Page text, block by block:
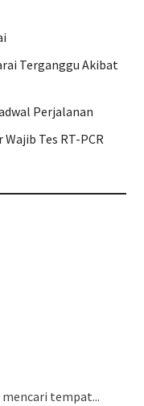
Terganggu Akibat
Perjalanan
Tes RT-PCR
tempat...